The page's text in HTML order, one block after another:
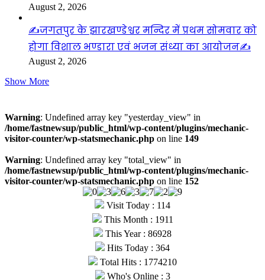
August 2, 2026
✍️जगतपुर के झारखण्डेश्वर मन्दिर में प्रथम सोमवार को
होगा विशाल भण्डारा एवं भजन संध्या का आयोजन✍️
August 2, 2026
Show More
Warning: Undefined array key "yesterday_view" in
/home/fastnewsup/public_html/wp-content/plugins/mechanic-
visitor-counter/wp-statsmechanic.php on line 149
Warning: Undefined array key "total_view" in
/home/fastnewsup/public_html/wp-content/plugins/mechanic-
visitor-counter/wp-statsmechanic.php on line 152
Visit Today : 114
This Month : 1911
This Year : 86928
Hits Today : 364
Total Hits : 1774210
Who's Online : 3